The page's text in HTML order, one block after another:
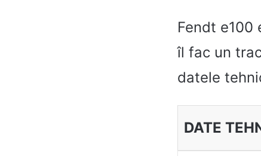
Fendt
îl fac un
datele
DATE